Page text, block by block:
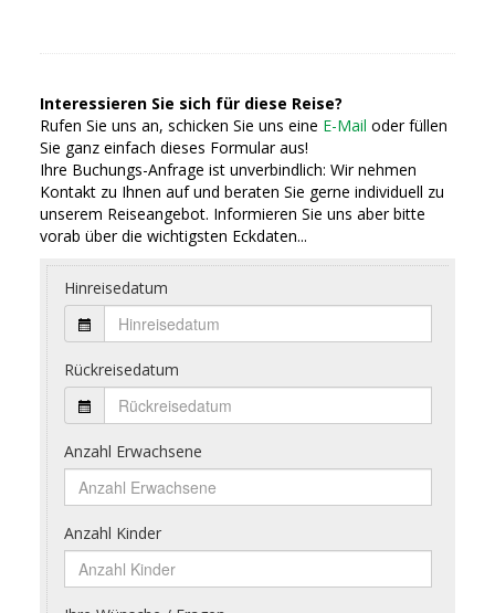
Interessieren Sie sich für diese Reise?
Rufen Sie uns an, schicken Sie uns eine E-Mail oder füllen
Sie ganz einfach dieses Formular aus!
Ihre Buchungs-Anfrage ist unverbindlich: Wir nehmen
Kontakt zu Ihnen auf und beraten Sie gerne individuell zu
unserem Reiseangebot. Informieren Sie uns aber bitte
vorab über die wichtigsten Eckdaten...